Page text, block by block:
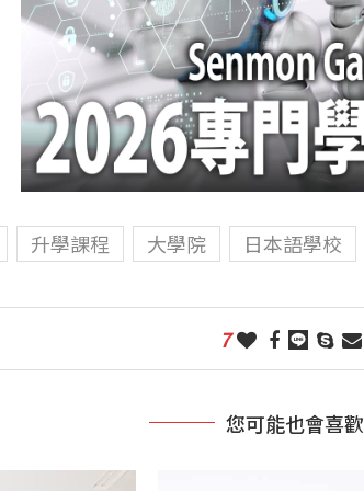
升學課程 大學院 日本語學校
7
您可能也會喜歡